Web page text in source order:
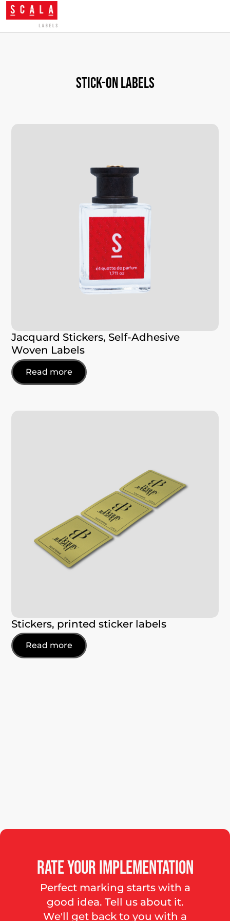
Stick-on labels
Jacquard Stickers, Self-Adhesive
Woven Labels
Read more
Stickers, printed sticker labels
Read more
Rateyourimplementation
Perfect marking starts with a
good idea. Tell us about it.
We'll get back to you with a